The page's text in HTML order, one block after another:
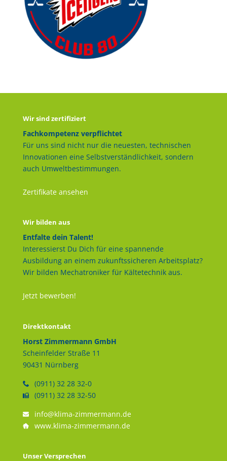
Wir sind zertifiziert
Fachkompetenz verpflichtet
Für uns sind nicht nur die neuesten, technischen
Innovationen eine Selbstverständlichkeit, sondern
auch Umweltbestimmungen.
Zertifikate ansehen
Wir bilden aus
Entfalte dein Talent!
Interessierst Du Dich für eine spannende
Ausbildung an einem zukunftssicheren Arbeitsplatz?
Wir bilden Mechatroniker für Kältetechnik aus.
Jetzt bewerben!
Direktkontakt
Horst Zimmermann GmbH
Scheinfelder Straße 11
90431 Nürnberg
(0911) 32 28 32-0
(0911) 32 28 32-50
info@klima-zimmermann.de
www.klima-zimmermann.de
Unser Versprechen